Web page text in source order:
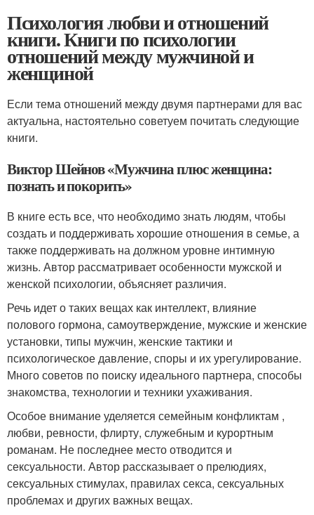
Психология любви и отношений
книги. Книги по психологии
отношений между мужчиной и
женщиной
Если тема отношений между двумя партнерами для вас
актуальна, настоятельно советуем почитать следующие
книги.
Виктор Шейнов «Мужчина плюс женщина:
познать и покорить»
В книге есть все, что необходимо знать людям, чтобы
создать и поддерживать хорошие отношения в семье, а
также поддерживать на должном уровне интимную
жизнь. Автор рассматривает особенности мужской и
женской психологии, объясняет различия.
Речь идет о таких вещах как интеллект, влияние
полового гормона, самоутверждение, мужские и женские
установки, типы мужчин, женские тактики и
психологическое давление, споры и их урегулирование.
Много советов по поиску идеального партнера, способы
знакомства, технологии и техники ухаживания.
Особое внимание уделяется семейным конфликтам ,
любви, ревности, флирту, служебным и курортным
романам. Не последнее место отводится и
сексуальности. Автор рассказывает о прелюдиях,
сексуальных стимулах, правилах секса, сексуальных
проблемах и других важных вещах.